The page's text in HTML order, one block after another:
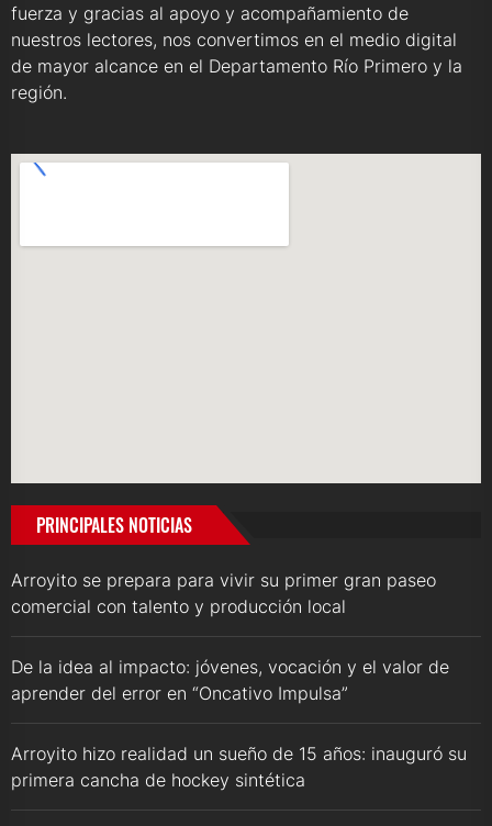
fuerza y gracias al apoyo y acompañamiento de
nuestros lectores, nos convertimos en el medio digital
de mayor alcance en el Departamento Río Primero y la
región.
PRINCIPALES NOTICIAS
Arroyito se prepara para vivir su primer gran paseo
comercial con talento y producción local
De la idea al impacto: jóvenes, vocación y el valor de
aprender del error en “Oncativo Impulsa”
Arroyito hizo realidad un sueño de 15 años: inauguró su
primera cancha de hockey sintética